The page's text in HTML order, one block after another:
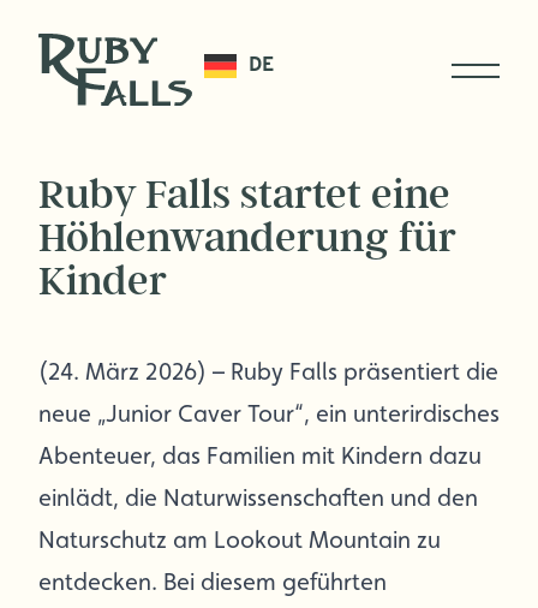
DE
Ruby Falls startet eine
Höhlenwanderung für
Kinder
(24. März 2026) – Ruby Falls präsentiert die
neue „Junior Caver Tour“, ein unterirdisches
Abenteuer, das Familien mit Kindern dazu
einlädt, die Naturwissenschaften und den
Naturschutz am Lookout Mountain zu
entdecken. Bei diesem geführten